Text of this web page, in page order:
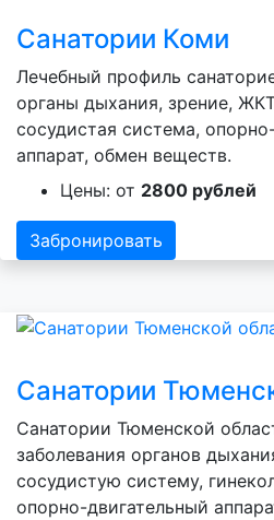
Санатории Коми
Лечебный профиль
органы дыхания, зрение,
сосудистая система,
аппарат, обмен веществ.
Цены: от 2800 рублей
Забронировать
Санатории
Санатории Тюменской
заболевания органов
сосудистую систему,
опорно-двигательный